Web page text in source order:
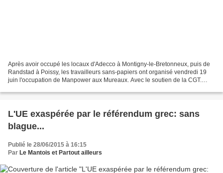
Après avoir occupé les locaux d'Adecco à Montigny-le-Bretonneux, puis de
Randstad à Poissy, les travailleurs sans-papiers ont organisé vendredi 19
juin l'occupation de Manpower aux Mureaux. Avec le soutien de la CGT.
L'UE exaspérée par le référendum grec: sans
blague...
Publié le 28/06/2015 à 16:15
Par Le Mantois et Partout ailleurs